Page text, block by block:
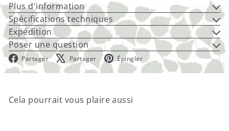
Plus d'information
Spécifications techniques
Expédition
Poser une question
Partager Facebook
Partager X Épingler Pinterest
Cela pourrait vous plaire aussi